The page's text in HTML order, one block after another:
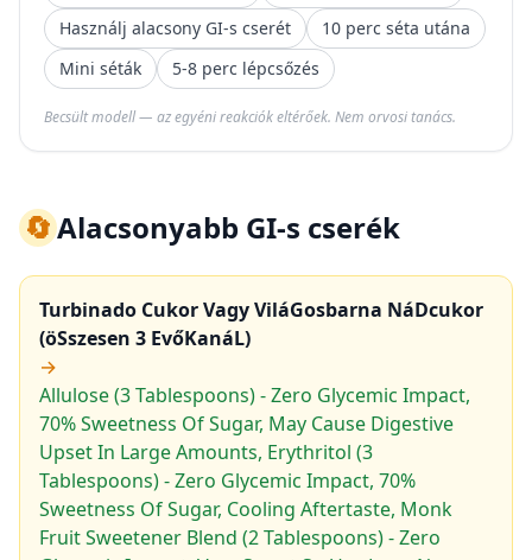
Használj alacsony GI-s cserét
10 perc séta utána
Mini séták
5-8 perc lépcsőzés
Becsült modell — az egyéni reakciók eltérőek. Nem orvosi tanács.
🔄Alacsonyabb GI-s cserék
Turbinado Cukor Vagy ViláGosbarna NáDcukor
(öSszesen 3 EvőKanáL)
→
Allulose (3 Tablespoons) - Zero Glycemic Impact,
70% Sweetness Of Sugar, May Cause Digestive
Upset In Large Amounts, Erythritol (3
Tablespoons) - Zero Glycemic Impact, 70%
Sweetness Of Sugar, Cooling Aftertaste, Monk
Fruit Sweetener Blend (2 Tablespoons) - Zero